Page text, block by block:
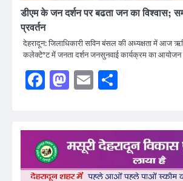
डीएम के जन दर्शन पर बढता जन का विश्वास;
प्रवर्तन
देहरादून: जिलाधिकारी सविन बंसल की अध्यक्षता में आज
कलेक्टेªट में जनता दर्शन जनसुनवाई कार्यक्रम का आयोजन
Facebook
Mastodon
Email